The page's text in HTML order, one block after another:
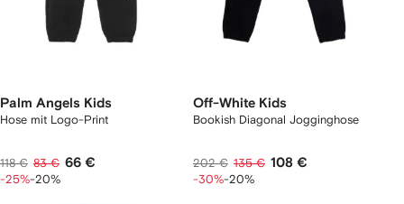
Palm Angels Kids
Hose mit Logo-Print
118 € 83 € 66 €
-25%-20%
Off-White Kids
Bookish Diagonal Jogginghose
202 € 135 € 108 €
-30%-20%